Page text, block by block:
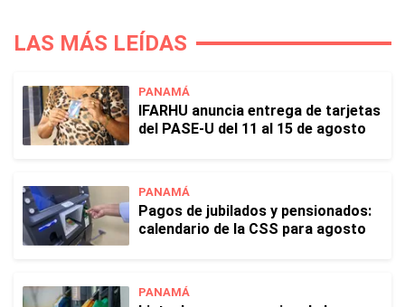
LAS MÁS LEÍDAS
PANAMÁ
IFARHU anuncia entrega de tarjetas
del PASE-U del 11 al 15 de agosto
PANAMÁ
Pagos de jubilados y pensionados:
calendario de la CSS para agosto
PANAMÁ